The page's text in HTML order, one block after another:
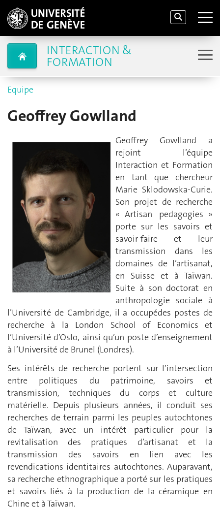
INTERACTION &
FORMATION
Equipe
Geoffrey Gowlland
Geoffrey Gowlland a
rejoint l’équipe
Interaction et Formation
en tant que chercheur
Marie Sklodowska-Curie.
Son projet de recherche
« Artisan pedagogies »
porte sur les savoirs et
savoir-faire et leur
transmission dans les
domaines de l’artisanat,
en Suisse et à Taïwan.
Suite à son doctorat en
anthropologie sociale à
l’Université de Cambridge, il a occupédes postes de
recherche à la London School of Economics et
l’Université d’Oslo, ainsi qu’un poste d’enseignement
à l’Université de Brunel (Londres).
Ses intérêts de recherche portent sur l’intersection
entre politiques du patrimoine, savoirs et
transmission, techniques du corps et culture
matérielle. Depuis plusieurs années, il conduit ses
recherches de terrain parmi les peuples autochtones
de Taïwan, avec un intérêt particulier pour la
revitalisation des pratiques d’artisanat et la
transmission des savoirs en lien avec les
revendications identitaires autochtones. Auparavant,
sa recherche ethnographique a porté sur les pratiques
et savoirs liés à la production de la céramique en
Chine et à Taïwan.